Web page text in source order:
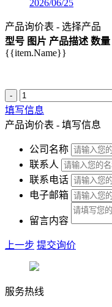
2026/06/25
产品询价表 - 选择产品
型号 图片 产品描述 数量
{{item.Name}}
-
填写信息
产品询价表 - 填写信息
公司名称
联系人
联系电话
电子邮箱
留言内容
上一步 提交询价
服务热线